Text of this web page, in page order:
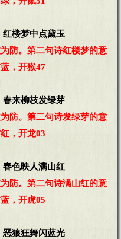
红楼梦中点黛玉
防。第二句诗红楼梦的意
，开猴47
春来柳枝发绿芽
防。第二句诗发绿芽的意
，开龙03
春色映人满山红
防。第二句诗满山红的意
，开虎05
恶狼狂舞闪蓝光